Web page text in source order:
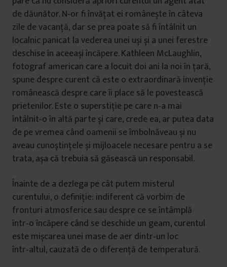
de dăunător. N‑or fi învățat ei românește în câteva
zile de vacanță, dar se prea poate să fi întâlnit un
localnic panicat la vederea unei uși și a unei ferestre
deschise în aceeași încăpere. Kathleen McLaughlin,
fotograf american care a locuit doi ani la noi în țară,
spune despre curent că este o extraordinară invenție
românească despre care îi place să le povestească
prietenilor. Este o superstiție pe care n‑a mai
întâlnit‑o în altă parte și care, crede ea, ar putea data
de pe vremea când oamenii se îmbolnăveau și nu
aveau cunoștințele și mijloacele necesare pentru a se
trata, așa că trebuia să găsească un responsabil.
Înainte de a dezlega pe cât putem misterul
curentului, o definiție: indiferent că vorbim de
fronturi atmosferice sau despre ce se întâmplă
într‑o încăpere când se deschide un geam, curentul
este mișcarea unei mase de aer dintr‑un loc
într‑altul, cauzată de o diferență de temperatură.